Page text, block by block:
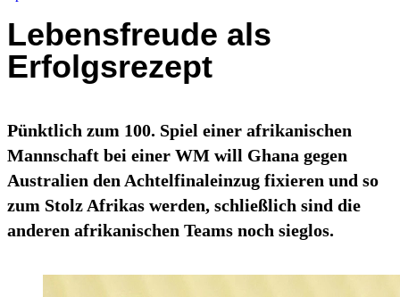
Lebensfreude als
Erfolgsrezept
Pünktlich zum 100. Spiel einer afrikanischen
Mannschaft bei einer WM will Ghana gegen
Australien den Achtelfinaleinzug fixieren und so
zum Stolz Afrikas werden, schließlich sind die
anderen afrikanischen Teams noch sieglos.